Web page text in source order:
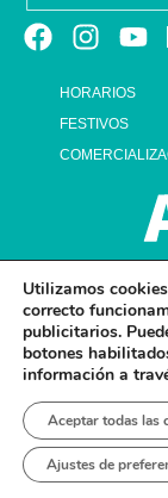
HORARIOS
FESTIVOS
AVISO LEGAL Y
POLÍTICA DE COOKIES
POLÍTICA DE
Utilizamos
correcto
publicitarios.
botones
información a
Aceptar todas las
Ajustes de